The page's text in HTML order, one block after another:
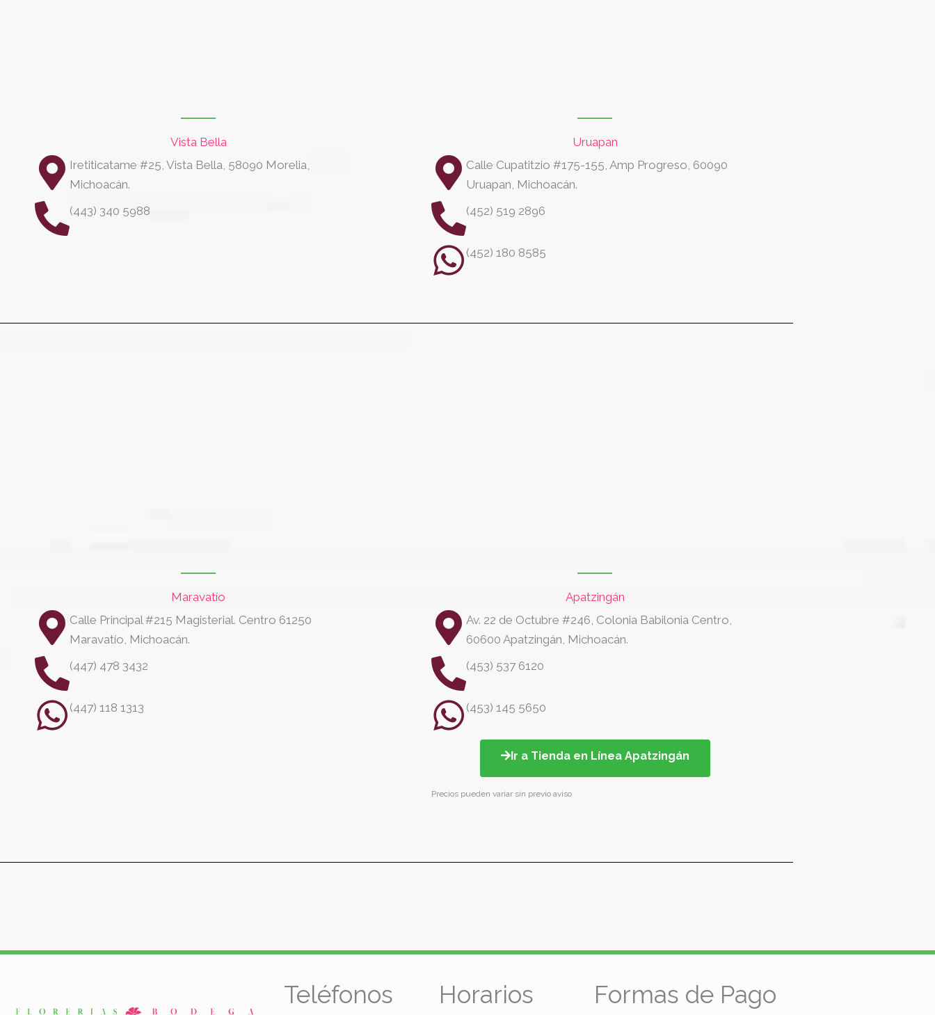
Vista Bella
Iretiticatame #25, Vista Bella, 58090 Morelia,
Michoacán.
(443) 340 5988
Uruapan
Calle Cupatitzio #175-155, Amp Progreso, 60090
Uruapan, Michoacán.
(452) 519 2896
(452) 180 8585
Maravatío
Calle Principal #215 Magisterial. Centro 61250
Maravatío, Michoacán.
(447) 478 3432
(447) 118 1313
Apatzingán
Av. 22 de Octubre #246, Colonia Babilonia Centro,
60600 Apatzingán, Michoacán.
(453) 537 6120
(453) 145 5650
Ir a Tienda en Línea Apatzingán
Precios pueden variar sin previo aviso
Teléfonos Horarios Formas de Pago